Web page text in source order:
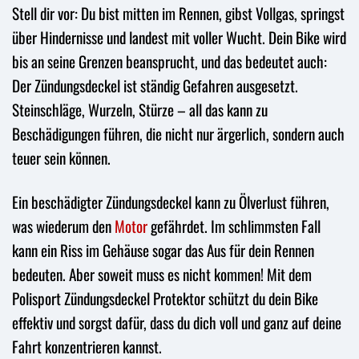
Stell dir vor: Du bist mitten im Rennen, gibst Vollgas, springst
über Hindernisse und landest mit voller Wucht. Dein Bike wird
bis an seine Grenzen beansprucht, und das bedeutet auch:
Der Zündungsdeckel ist ständig Gefahren ausgesetzt.
Steinschläge, Wurzeln, Stürze – all das kann zu
Beschädigungen führen, die nicht nur ärgerlich, sondern auch
teuer sein können.
Ein beschädigter Zündungsdeckel kann zu Ölverlust führen,
was wiederum denMotorgefährdet. Im schlimmsten Fall
kann ein Riss im Gehäuse sogar das Aus für dein Rennen
bedeuten. Aber soweit muss es nicht kommen! Mit dem
Polisport Zündungsdeckel Protektor schützt du dein Bike
effektiv und sorgst dafür, dass du dich voll und ganz auf deine
Fahrt konzentrieren kannst.